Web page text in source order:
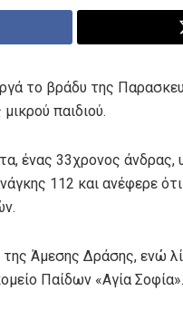
το βράδυ της
παιδιού.
ένας 33χρονος άνδρας,
112 και ανέφερε
Άμεσης Δράσης, ενώ
Παίδων «Αγία